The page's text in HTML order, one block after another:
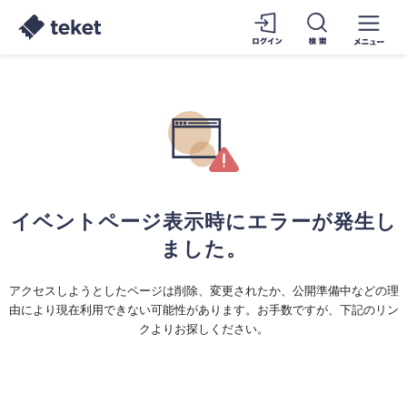
イベントページ表示時にエラーが発生し
ました。
アクセスしようとしたページは削除、変更されたか、公開準備中などの理
由により現在利用できない可能性があります。お手数ですが、下記のリン
クよりお探しください。